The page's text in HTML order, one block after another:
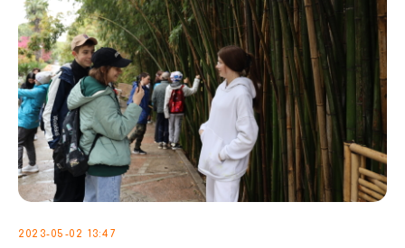
2023-05-02 13:47